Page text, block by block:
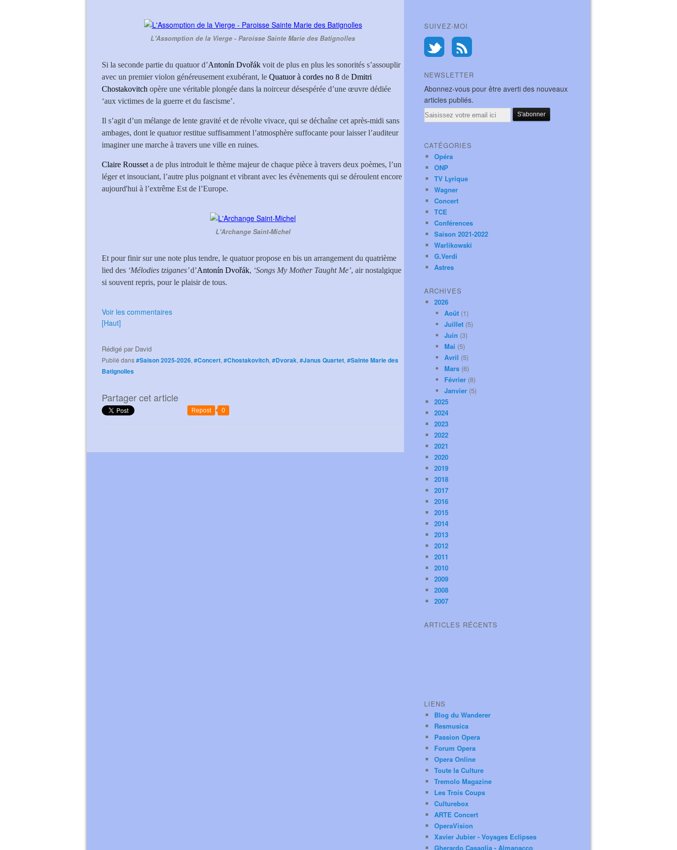
L'Assomption de la Vierge - Paroisse Sainte Marie des Batignolles
Si la seconde partie du quatuor d’Antonín Dvořák voit de plus en plus les sonorités s’assouplir
avec un premier violon généreusement exubérant, le Quatuor à cordes no 8 de Dmitri
Chostakovitch opère une véritable plongée dans la noirceur désespérée d’une œuvre dédiée
‘aux victimes de la guerre et du fascisme’.
Il s’agit d’un mélange de lente gravité et de révolte vivace, qui se déchaîne cet après-midi sans
ambages, dont le quatuor restitue suffisamment l’atmosphère suffocante pour laisser l’auditeur
imaginer une marche à travers une ville en ruines.
Claire Rousset a de plus introduit le thème majeur de chaque pièce à travers deux poèmes, l’un
léger et insouciant, l’autre plus poignant et vibrant avec les évènements qui se déroulent encore
aujourd'hui à l’extrême Est de l’Europe.
L'Archange Saint-Michel
Et pour finir sur une note plus tendre, le quatuor propose en bis un arrangement du quatrième
lied des ‘Mélodies tziganes’d’Antonín Dvořák, ‘Songs My Mother Taught Me’, air nostalgique
si souvent repris, pour le plaisir de tous.
Voir les commentaires
[Haut]
Rédigé par David
Publié dans#Saison 2025-2026, #Concert, #Chostakovitch, #Dvorak, #Janus Quartet, #Sainte Marie des
Batignolles
Partager cet article
Repost 0
SUIVEZ-MOI
NEWSLETTER
Abonnez-vous pour être averti des nouveaux
articles publiés.
Email
CATÉGORIES
Opéra
ONP
TV Lyrique
Wagner
Concert
TCE
Conférences
Saison 2021-2022
Warlikowski
G.Verdi
Astres
ARCHIVES
2026
Août (1)
Juillet (5)
Juin (3)
Mai (5)
Avril (5)
Mars (6)
Février (8)
Janvier (5)
2025
2024
2023
2022
2021
2020
2019
2018
2017
2016
2015
2014
2013
2012
2011
2010
2009
2008
2007
ARTICLES RÉCENTS
LIENS
Blog du Wanderer
Resmusica
Passion Opera
Forum Opera
Opera Online
Toute la Culture
Tremolo Magazine
Les Trois Coups
Culturebox
ARTE Concert
OperaVision
Xavier Jubier - Voyages Eclipses
Gherardo Casaglia - Almanacco